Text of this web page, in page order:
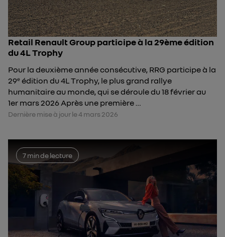
Retail Renault Group participe à la 29ème édition
du 4L Trophy
Pour la deuxième année consécutive, RRG participe à la
29ᵉ édition du 4L Trophy, le plus grand rallye
humanitaire au monde, qui se déroule du 18 février au
1er mars 2026 Après une première …
Dernière mise à jour le 4 mars 2026
7 min de lecture